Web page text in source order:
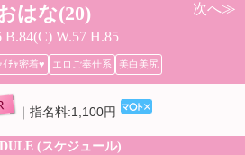
次へ≫
はな(20)
B.84(C) W.57 H.85
ｲﾁｬ密着♥ エロご奉仕系 美白美尻
指名料:1,100円
(スケジュール)